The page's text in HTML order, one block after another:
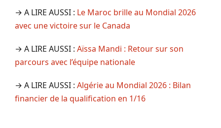
→ A LIRE AUSSI : Le Maroc brille au Mondial 2026
avec une victoire sur le Canada
→ A LIRE AUSSI : Aïssa Mandi : Retour sur son
parcours avec l’équipe nationale
→ A LIRE AUSSI : Algérie au Mondial 2026 : Bilan
financier de la qualification en 1/16